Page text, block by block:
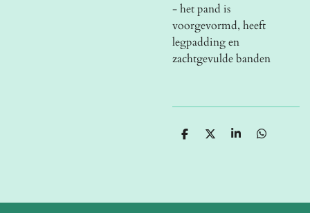
- het pand is
voorgevormd, heeft
legpadding en
zachtgevulde banden
D
D
S
D